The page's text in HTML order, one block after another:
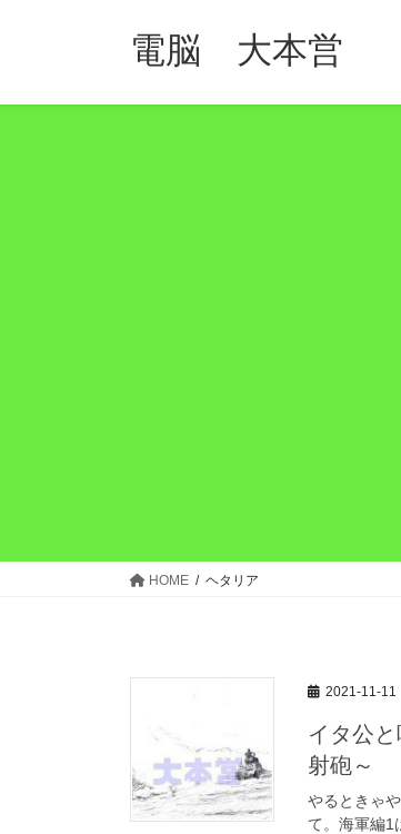
電脳 大本営
HOME ヘタリア
2021-11-11
イタ公
射砲～
やるときゃ
て。海軍編1